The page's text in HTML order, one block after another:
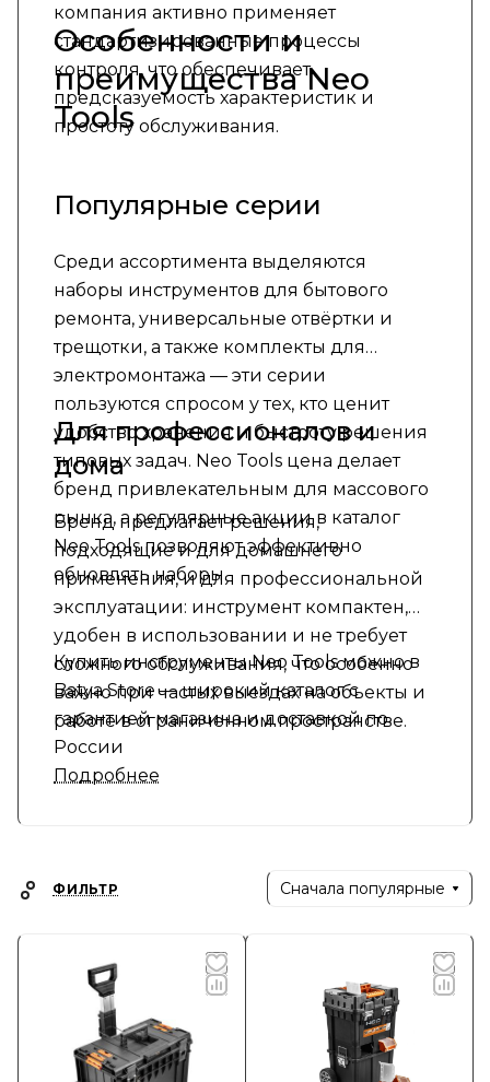
компания активно применяет
стандартизированные процессы
контроля, что обеспечивает
предсказуемость характеристик и
простоту обслуживания.
Особенности и
преимущества Neo
Tools
Популярные серии
Среди ассортимента выделяются
наборы инструментов для бытового
ремонта, универсальные отвёртки и
трещотки, а также комплекты для
электромонтажа — эти серии
пользуются спросом у тех, кто ценит
удобство хранения и быстроту решения
типовых задач. Neo Tools цена делает
бренд привлекательным для массового
рынка, а регулярные акции в каталог
Neo Tools позволяют эффективно
обновлять наборы.
Для профессионалов и
дома
Бренд предлагает решения,
подходящие и для домашнего
применения, и для профессиональной
эксплуатации: инструмент компактен,
удобен в использовании и не требует
сложного обслуживания, что особенно
важно при частых выездах на объекты и
работе в ограниченном пространстве.
Купить инструменты Neo Tools можно в
Batya Store — широкий каталог с
гарантией магазина и доставкой по
России
Подробнее
ФИЛЬТР Сначала популярные